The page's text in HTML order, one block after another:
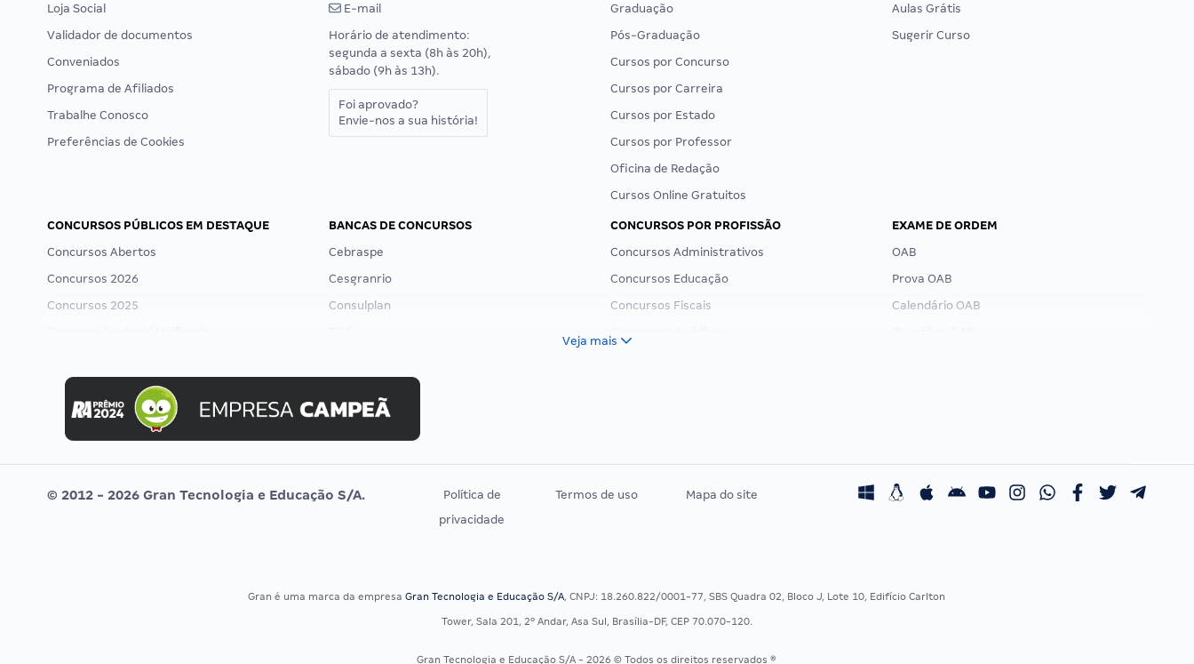
Loja Social
Validador de documentos
Conveniados
Programa de Afiliados
Trabalhe Conosco
Preferências de Cookies
E-mail
Horário de atendimento:
segunda a sexta (8h às 20h),
sábado (9h às 13h).
Foi aprovado?
Envie-nos a sua história!
Graduação
Pós-Graduação
Cursos por Concurso
Cursos por Carreira
Cursos por Estado
Cursos por Professor
Oficina de Redação
Cursos Online Gratuitos
Aulas Grátis
Sugerir Curso
CONCURSOS PÚBLICOS EM DESTAQUE
Concursos Abertos
Concursos 2026
Concursos 2025
Concurso MPU
Editais publicados
BANCAS DE CONCURSOS
Cebraspe
Cesgranrio
Consulplan
Selecon
Uniase
Vunesp
CONCURSOS POR PROFISSÃO
Concursos Administrativos
Concursos Educação
Concursos Fiscais
Residência Multiprofissional
EXAME DE ORDEM
OAB
Prova OAB
Calendário OAB
Veja mais
© 2012 - 2026 Gran Tecnologia e Educação S/A.
Política de
privacidade
Termos de uso Mapa do site
Gran é uma marca da empresaGran Tecnologia e Educação S/A, CNPJ: 18.260.822/0001-77, SBS Quadra 02, Bloco J, Lote 10, Edifício Carlton
Tower, Sala 201, 2º Andar, Asa Sul, Brasília-DF, CEP 70.070-120.
Gran Tecnologia e Educação S/A - 2026 © Todos os direitos reservados ®